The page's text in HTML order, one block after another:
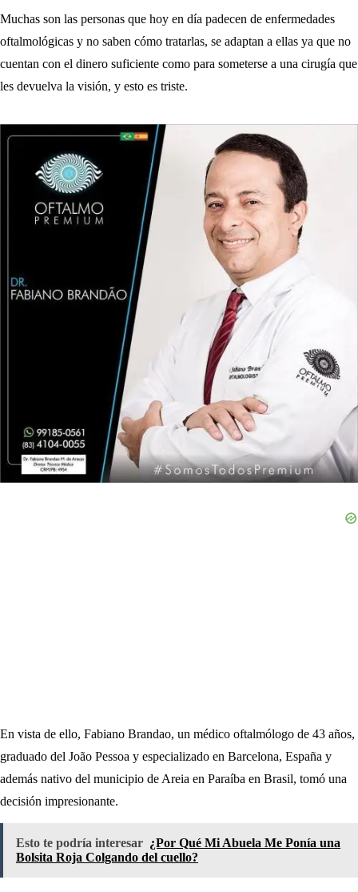
Muchas son las personas que hoy en día padecen de enfermedades
oftalmológicas y no saben cómo tratarlas, se adaptan a ellas ya que no
cuentan con el dinero suficiente como para someterse a una cirugía que
les devuelva la visión, y esto es triste.
En vista de ello, Fabiano Brandao, un médico oftalmólogo de 43 años,
graduado del João Pessoa y especializado en Barcelona, España y
además nativo del municipio de Areia en Paraíba en Brasil, tomó una
decisión impresionante.
Esto te podría interesar ¿Por Qué Mi Abuela Me Ponía una
Bolsita Roja Colgando del cuello?